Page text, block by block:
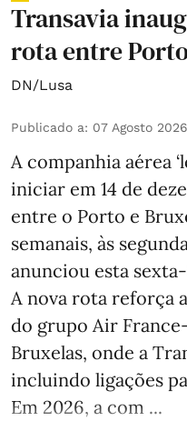
Transavia
rota entre
DN/Lusa
Publicado a: 07 Agosto
A companhia aérea
iniciar em 14 de
entre o Porto e
semanais, às
anunciou esta
A nova rota reforça
do grupo Air
Bruxelas, onde a
incluindo ligações
Em 2026, a com ...